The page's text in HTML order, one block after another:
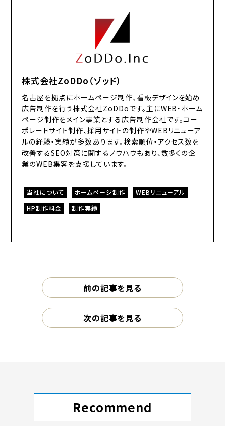
株式会社ZoDDo（ゾッド）
名古屋を拠点にホームページ制作、看板デザインを始め
広告制作を行う株式会社ZoDDoです。主にWEB・ホーム
ページ制作をメイン事業とする広告制作会社です。コー
ポレートサイト制作、採用サイトの制作やWEBリニューア
ルの経験・実績が多数あります。検索順位・アクセス数を
改善するSEO対策に関するノウハウもあり、数多くの企
業のWEB集客を支援しています。
当社について ホームページ制作
WEBリニューアル
HP制作料金
制作実績
前の記事を見る
次の記事を見る
Recommend